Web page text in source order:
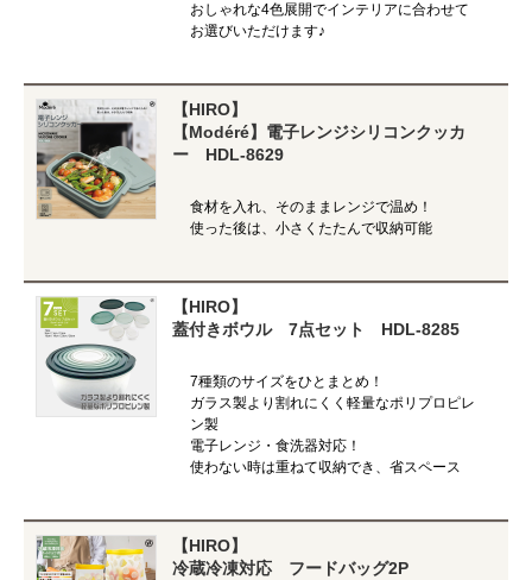
おしゃれな4色展開でインテリアに合わせて
お選びいただけます♪
【HIRO】
【Modéré】電子レンジシリコンクッカ
ー HDL-8629
食材を入れ、そのままレンジで温め！
使った後は、小さくたたんで収納可能
【HIRO】
蓋付きボウル 7点セット HDL-8285
7種類のサイズをひとまとめ！
ガラス製より割れにくく軽量なポリプロピレ
ン製
電子レンジ・食洗器対応！
使わない時は重ねて収納でき、省スペース
【HIRO】
冷蔵冷凍対応 フードバッグ2P